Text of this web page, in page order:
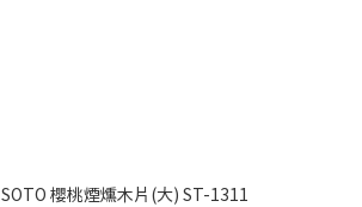
SOTO 櫻桃煙燻木片(大) ST-1311